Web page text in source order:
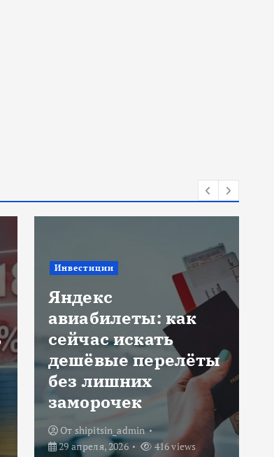
Кредиты для бизнеса
Финансовые
маркетплейсы: как
выбрать лучший
займ и подать
онлайн-заявку на
кредит
От shipitsin_admin
30 июля, 2026
49 views